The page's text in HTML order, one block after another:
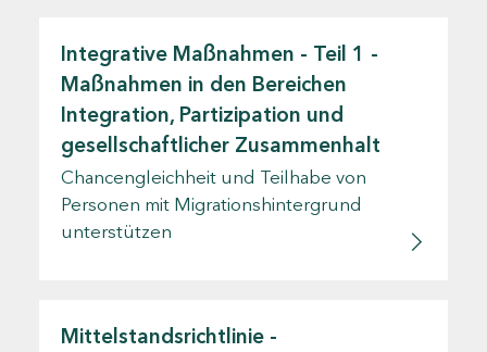
Integrative Maßnahmen - Teil 1 -
Maßnahmen in den Bereichen
Integration, Partizipation und
gesellschaftlicher Zusammenhalt
Chancengleichheit und Teilhabe von
Personen mit Migrationshintergrund
unterstützen
Mittelstandsrichtlinie -